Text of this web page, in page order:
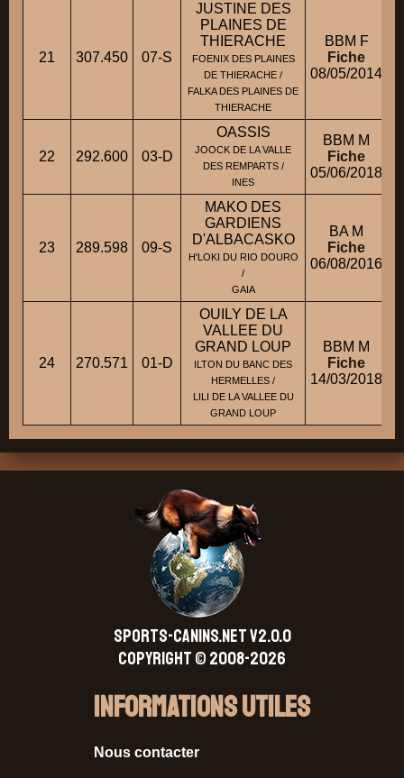
21 307.450 07-S
JUSTINE DES
PLAINES DE
THIERACHE
FOENIX DES PLAINES
DE THIERACHE /
FALKA DES PLAINES DE
THIERACHE
BBM F
Fiche
08/05/2014
22 292.600 03-D
OASSIS
JOOCK DE LA VALLE
DES REMPARTS /
INES
BBM M
Fiche
05/06/2018
23 289.598 09-S
MAKO DES
GARDIENS
D'ALBACASKO
H'LOKI DU RIO DOURO
/
GAIA
BA M
Fiche
06/08/2016
24 270.571 01-D
OUILY DE LA
VALLEE DU
GRAND LOUP
ILTON DU BANC DES
HERMELLES /
LILI DE LA VALLEE DU
GRAND LOUP
BBM M
Fiche
14/03/2018
SPORTS-CANINS.NET V2.0.0
Copyright © 2008-2026
Informations Utiles
Nous contacter